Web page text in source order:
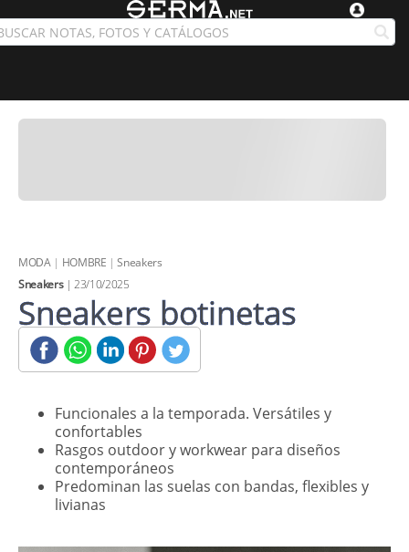
MODA| HOMBRE |Sneakers
Sneakers| 23/10/2025
Sneakers botinetas
Funcionales a la temporada. Versátiles y
confortables
Rasgos outdoor y workwear para diseños
contemporáneos
Predominan las suelas con bandas, flexibles y
livianas